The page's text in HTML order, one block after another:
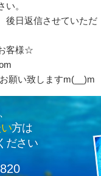
。
後日返信させていただ
客様☆
願い致しますm(__)m
方は
ださい